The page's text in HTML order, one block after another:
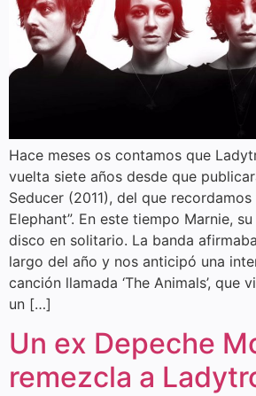
Hace meses os contamos que
vuelta siete años desde que
Seducer (2011), del que
Elephant”. En este tiempo Marnie,
disco en solitario. La banda
largo del año y nos anticipó una
canción llamada ‘The Animals’, que
un […]
Un ex Depeche
remezcla a